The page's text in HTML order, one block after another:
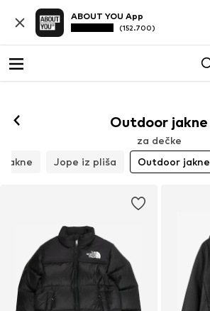
ABOUT YOU App
(152.700)
Outdoor jakne
za dečke
jakne
Jope iz pliša Outdoor jakne